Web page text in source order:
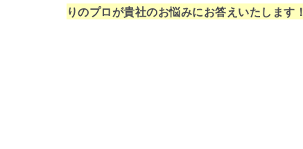
りのプロが貴社のお悩みにお答えいたします！